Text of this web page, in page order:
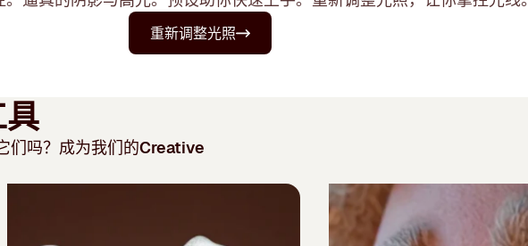
重新调整光照
们吗？成为我们的Creative